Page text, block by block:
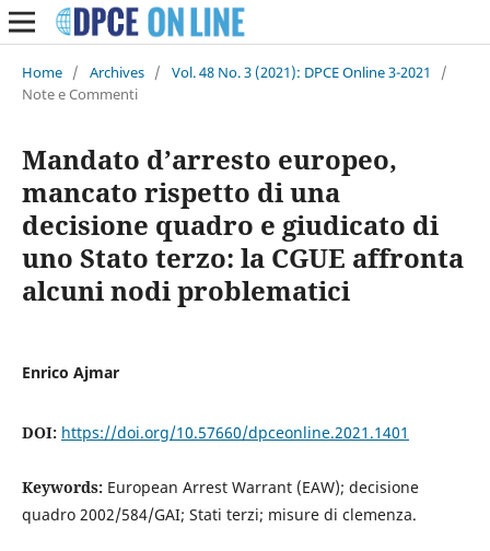
Home / Archives / Vol. 48 No. 3 (2021): DPCE Online 3-2021
/
Note e Commenti
Mandato d’arresto europeo,
mancato rispetto di una
decisione quadro e giudicato di
uno Stato terzo: la CGUE affronta
alcuni nodi problematici
Enrico Ajmar
DOI: https://doi.org/10.57660/dpceonline.2021.1401
Keywords: European Arrest Warrant (EAW); decisione
quadro 2002/584/GAI; Stati terzi; misure di clemenza.